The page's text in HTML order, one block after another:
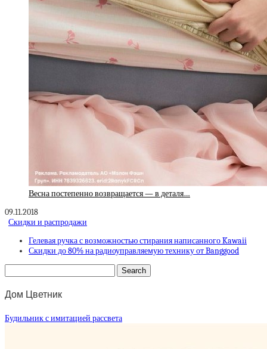
Весна постепенно возвращается — в деталя…
09.11.2018
Скидки и распродажи
Гелевая ручка с возможностью стирания написанного Kawaii
Скидки до 80% на радиоуправляемую технику от Banggood
Дом Цветник
Будильник с имитацией рассвета